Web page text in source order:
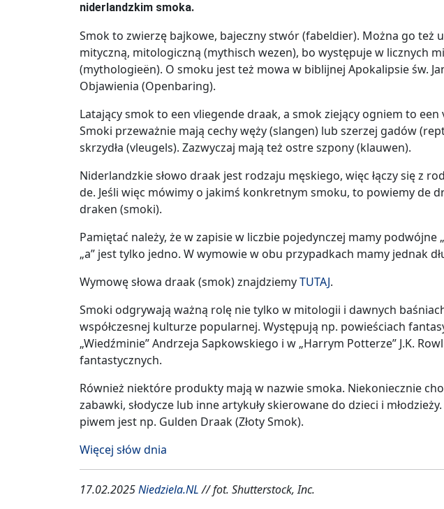
niderlandzkim smoka.
Smok to zwierzę bajkowe, bajeczny stwór (fabeldier). Można go też
mityczną, mitologiczną (mythisch wezen), bo występuje w licznych
(mythologieën). O smoku jest też mowa w biblijnej Apokalipsie św.
Objawienia (Openbaring).
Latający smok to een vliegende draak, a smok ziejący ogniem to
Smoki przeważnie mają cechy węży (slangen) lub szerzej gadów
skrzydła (vleugels). Zazwyczaj mają też ostre szpony (klauwen).
Niderlandzkie słowo draak jest rodzaju męskiego, więc łączy się z
de. Jeśli więc mówimy o jakimś konkretnym smoku, to powiemy de
draken (smoki).
Pamiętać należy, że w zapisie w liczbie pojedynczej mamy podwójne
„a” jest tylko jedno. W wymowie w obu przypadkach mamy jednak
Wymowę słowa draak (smok) znajdziemyTUTAJ.
Smoki odgrywają ważną rolę nie tylko w mitologii i dawnych
współczesnej kulturze popularnej. Występują np. powieściach
„Wiedźminie” Andrzeja Sapkowskiego i w „Harrym Potterze” J.K.
fantastycznych.
Również niektóre produkty mają w nazwie smoka. Niekoniecznie
zabawki, słodycze lub inne artykuły skierowane do dzieci i
piwem jest np. Gulden Draak (Złoty Smok).
Więcej słów dnia
17.02.2025Niedziela.NL// fot. Shutterstock, Inc.